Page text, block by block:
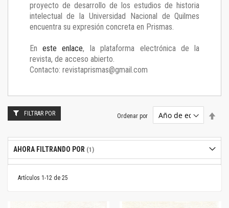
proyecto de desarrollo de los estudios de historia
intelectual de la Universidad Nacional de Quilmes
encuentra su expresión concreta en Prismas.
En este enlace, la plataforma electrónica de la
revista, de acceso abierto.
Contacto: revistaprismas@gmail.com
Artículos 1-12 de 25
Ordenar por
FILTRAR POR
AHORA FILTRANDO POR